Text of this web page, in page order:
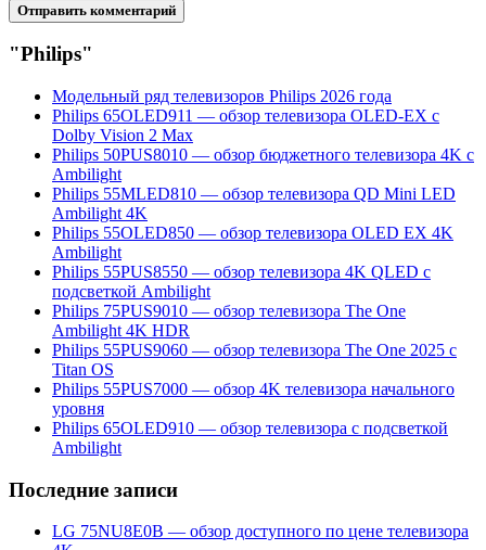
"Philips"
Модельный ряд телевизоров Philips 2026 года
Philips 65OLED911 — обзор телевизора OLED-EX с
Dolby Vision 2 Max
Philips 50PUS8010 — обзор бюджетного телевизора 4K с
Ambilight
Philips 55MLED810 — обзор телевизора QD Mini LED
Ambilight 4K
Philips 55OLED850 — обзор телевизора OLED EX 4K
Ambilight
Philips 55PUS8550 — обзор телевизора 4K QLED с
подсветкой Ambilight
Philips 75PUS9010 — обзор телевизора The One
Ambilight 4K HDR
Philips 55PUS9060 — обзор телевизора The One 2025 с
Titan OS
Philips 55PUS7000 — обзор 4K телевизора начального
уровня
Philips 65OLED910 — обзор телевизора с подсветкой
Ambilight
Последние записи
LG 75NU8E0B — обзор доступного по цене телевизора